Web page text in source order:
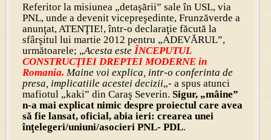
Referitor la misiunea „detaşării” sale în USL, via
PNL, unde a devenit vicepreşedinte, Frunzăverde a
anunţat, ATENŢIE!, într-o declaraţie făcută la
sfârşitul lui martie 2012 pentru „ADEVĂRUL”,
următoarele; „Acesta este ÎNCEPUTUL
CONSTRUCŢIEI DREPTEI MODERNE in
Romania. Maine voi explica, intr-o conferinta de
presa, implicatiile acestei decizii„- a spus atunci
mafiotul „kaki” din Caraş Severin. Sigur, „mâine”
n-a mai explicat nimic despre proiectul care avea
să fie lansat, oficial, abia ieri: crearea unei
înţelegeri/uniuni/asocieri PNL- PDL.